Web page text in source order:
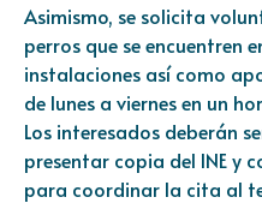
Asimismo, se solicita
perros que se encuentren
instalaciones así como
de lunes a viernes en un
Los interesados deberán
presentar copia del INE y
para coordinar la cita al